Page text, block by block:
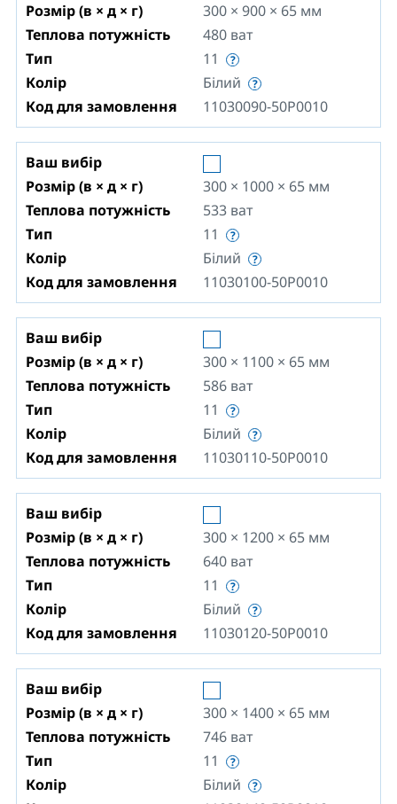
Розмір (в × д × г)
300 × 900 × 65 мм
Теплова потужність
480 ват
Тип
11
Колір
Білий
Код для замовлення
11030090-50P0010
Ваш вибір
Розмір (в × д × г)
300 × 1000 × 65 мм
Теплова потужність
533 ват
Тип
11
Колір
Білий
Код для замовлення
11030100-50P0010
Ваш вибір
Розмір (в × д × г)
300 × 1100 × 65 мм
Теплова потужність
586 ват
Тип
11
Колір
Білий
Код для замовлення
11030110-50P0010
Ваш вибір
Розмір (в × д × г)
300 × 1200 × 65 мм
Теплова потужність
640 ват
Тип
11
Колір
Білий
Код для замовлення
11030120-50P0010
Ваш вибір
Розмір (в × д × г)
300 × 1400 × 65 мм
Теплова потужність
746 ват
Тип
11
Колір
Білий